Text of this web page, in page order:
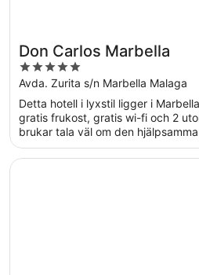
Don Carlos Marbella
5
out
of
5
Avda. Zurita s/n Marbella Malaga
Detta hotell i lyxstil ligger i
gratis frukost, gratis wi-fi och 2
brukar tala väl om den
Öppnas i ett nytt fönster
Gran Marbella Resort & Beach